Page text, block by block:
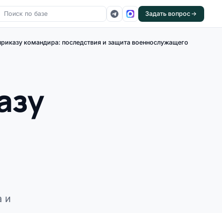
Задать вопрос
командира: последствия и защита военнослужащего
и